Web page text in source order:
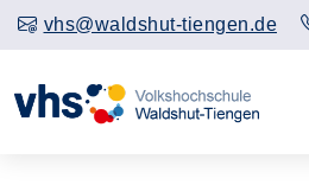
vhs@waldshut-tiengen.de